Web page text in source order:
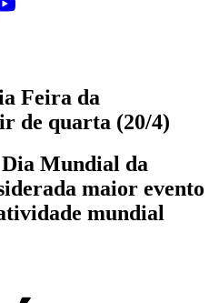
Feira da
de quarta (20/4)
Mundial da
maior evento
mundial